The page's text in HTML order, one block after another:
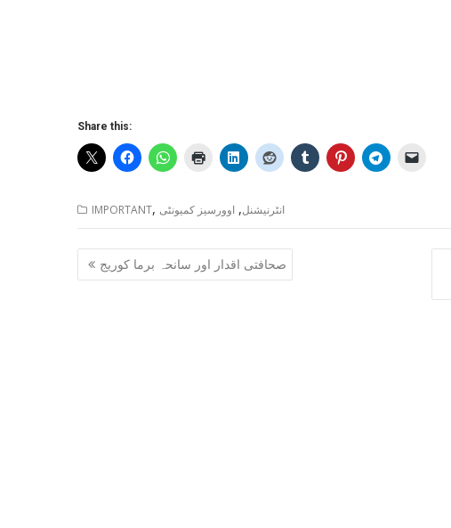
Share this:
IMPORTANT, انٹرنیشنل, اوورسیز کمیونٹی
Post
navigation
صحافتی اقدار اور سانحہ برما کوریج